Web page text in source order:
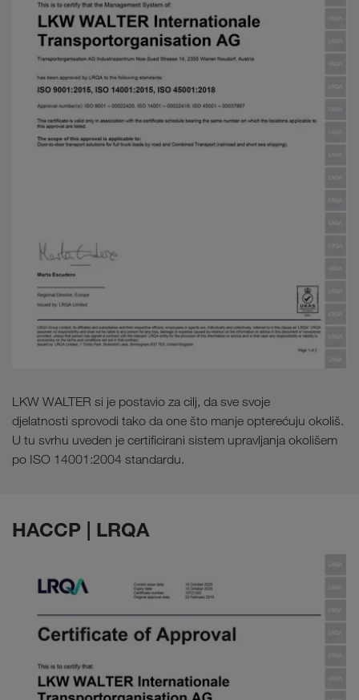
LKW WALTER si je postavio za cilj, da sve svoje
djelatnosti sprovodi tako da one što manje opterećuju okoliš.
U tu svrhu uveden je certificirani sistem upravljanja okolišem
po ISO 14001:2004 standardu.
HACCP | LRQA